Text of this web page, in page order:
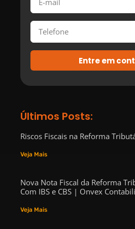
Entre em
Últimos Posts:
Riscos Fiscais na Reforma
Veja Mais
Nova Nota Fiscal da Reforma
Com IBS e CBS | Onvex
Veja Mais